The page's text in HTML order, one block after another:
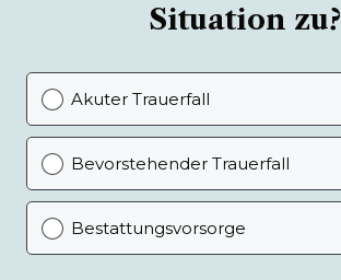
Situation zu?
Akuter Trauerfall
Bevorstehender Trauerfall
Bestattungsvorsorge